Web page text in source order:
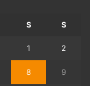
S S
1 2
8 9